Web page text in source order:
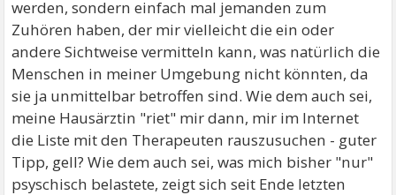
werden, sondern einfach mal jemanden zum
Zuhören haben, der mir vielleicht die ein oder
andere Sichtweise vermitteln kann, was natürlich die
Menschen in meiner Umgebung nicht könnten, da
sie ja unmittelbar betroffen sind. Wie dem auch sei,
meine Hausärztin "riet" mir dann, mir im Internet
die Liste mit den Therapeuten rauszusuchen - guter
Tipp, gell? Wie dem auch sei, was mich bisher "nur"
psyschisch belastete, zeigt sich seit Ende letzten